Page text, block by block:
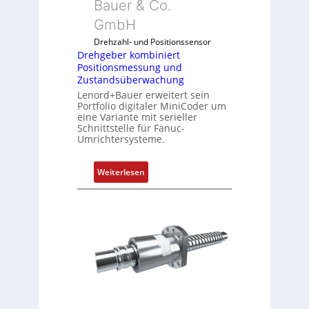
m
n
i
e
r
t
P
o
t
s
m
e
Bauer & Co.
GmbH
Drehzahl- und Positionssensor
Drehgeber kombiniert
Positionsmessung und
Zustandsüberwachung
Lenord+Bauer erweitert sein
Portfolio digitaler MiniCoder um
eine Variante mit serieller
Schnittstelle für Fanuc-
Umrichtersysteme.
Weiterlesen:
D
g
e
b